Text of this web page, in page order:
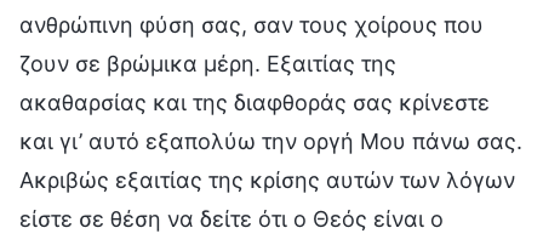
ανθρώπινη φύση σας, σαν τους χοίρους που
ζουν σε βρώμικα μέρη. Εξαιτίας της
ακαθαρσίας και της διαφθοράς σας κρίνεστε
και γι’ αυτό εξαπολύω την οργή Μου πάνω σας.
Ακριβώς εξαιτίας της κρίσης αυτών των λόγων
είστε σε θέση να δείτε ότι ο Θεός είναι ο